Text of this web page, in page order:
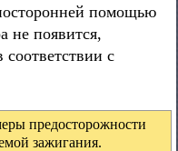
помощью
не появится,
соответствии с
предосторожности
зажигания.